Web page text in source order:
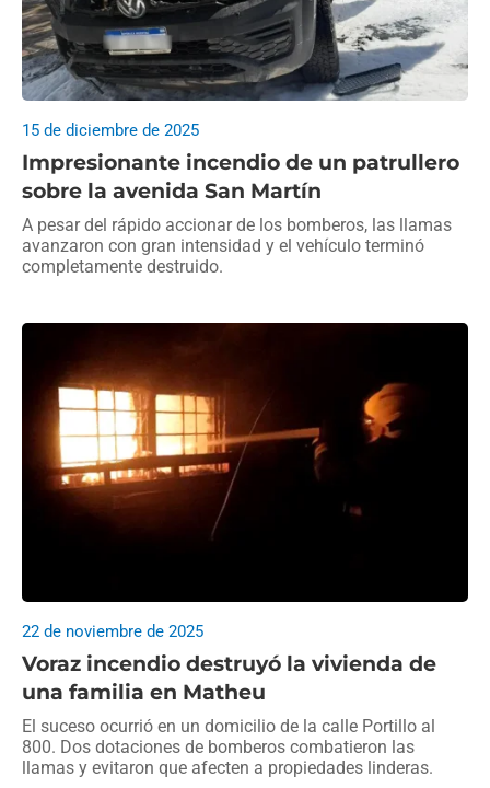
Impresionante incendio de un patrullero
sobre la avenida San Martín
15 de diciembre de 2025
A pesar del rápido accionar de los bomberos, las llamas
avanzaron con gran intensidad y el vehículo terminó
completamente destruido.
Voraz incendio destruyó la vivienda de
una familia en Matheu
22 de noviembre de 2025
El suceso ocurrió en un domicilio de la calle Portillo al
800. Dos dotaciones de bomberos combatieron las
llamas y evitaron que afecten a propiedades linderas.